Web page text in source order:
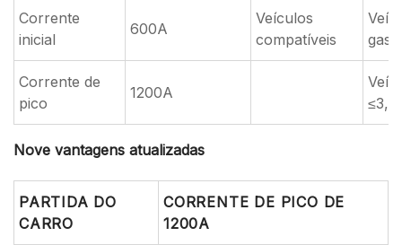
Corrente
inicial
600A
Veículos
compatíveis
Corrente de
pico
1200A
Nove vantagens atualizadas
PARTIDA DO
CARRO
CORRENTE DE PICO DE
1200A